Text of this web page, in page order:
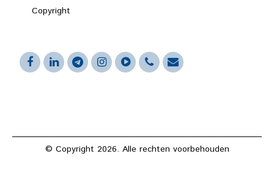
Copyright
© Copyright 2026. Alle rechten voorbehouden